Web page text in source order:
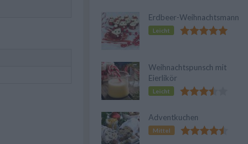
Erdbeer-Weihnachtsmann
Leicht
Weihnachtspunsch mit
Eierlikör
Leicht
Adventkuchen
Mittel